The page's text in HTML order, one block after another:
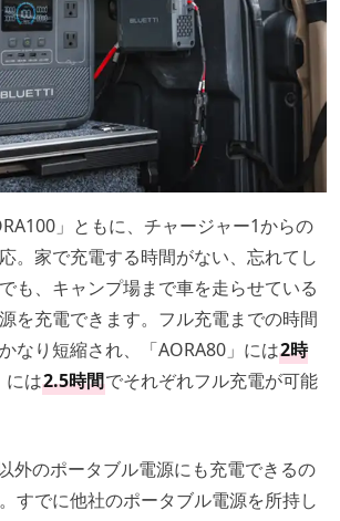
」ともに、チャージャー1からの
。家で充電する時間がない、忘れてし
も、キャンプ場まで車を走らせている
を充電できます。フル充電までの時間
なり短縮され、「AORA80」には2時
には2.5時間でそれぞれフル充電が可能
外のポータブル電源にも充電できるの
すでに他社のポータブル電源を所持し